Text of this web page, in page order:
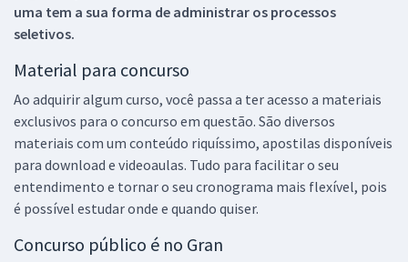
uma tem a sua forma de administrar os processos
seletivos.
Material para concurso
Ao adquirir algum curso, você passa a ter acesso a materiais
exclusivos para o concurso em questão. São diversos
materiais com um conteúdo riquíssimo, apostilas disponíveis
para download e videoaulas. Tudo para facilitar o seu
entendimento e tornar o seu cronograma mais flexível, pois
é possível estudar onde e quando quiser.
Concurso público é no Gran